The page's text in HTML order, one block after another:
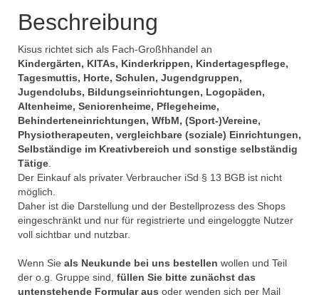
Beschreibung
Kisus richtet sich als Fach-Großhhandel an
Kindergärten, KITAs, Kinderkrippen, Kindertagespflege,
Tagesmuttis, Horte, Schulen, Jugendgruppen,
Jugendclubs, Bildungseinrichtungen, Logopäden,
Altenheime, Seniorenheime, Pflegeheime,
Behinderteneinrichtungen, WfbM, (Sport-)Vereine,
Physiotherapeuten, vergleichbare (soziale) Einrichtungen,
Selbständige im Kreativbereich und sonstige selbständig
Tätige
Der Einkauf als privater Verbraucher iSd § 13 BGB ist nicht
möglich.
Daher ist die Darstellung und der Bestellprozess des Shops
eingeschränkt und nur für registrierte und eingeloggte Nutzer
voll sichtbar und nutzbar.
Wenn Sie als Neukunde bei uns bestellen wollen und Teil
der o.g. Gruppe sind, füllen Sie bitte zunächst das
untenstehende Formular aus oder wenden sich per Mail